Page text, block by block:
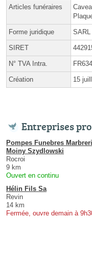
Articles funéraires
Forme juridique SARL
SIRET
N° TVA Intra.
Création 15
Entreprises
Pompes Funebres
Moiny Szydlowski
Rocroi
9 km
Ouvert en continu
Hélin Fils Sa
Revin
14 km
Fermée, ouvre demain à